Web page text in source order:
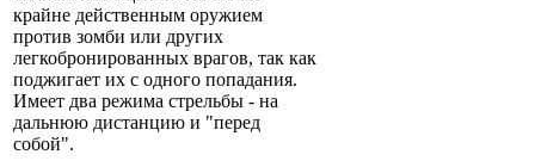
крайне действенным оружием
против зомби или других
легкобронированных врагов, так как
поджигает их с одного попадания.
Имеет два режима стрельбы - на
дальнюю дистанцию и "перед
собой".